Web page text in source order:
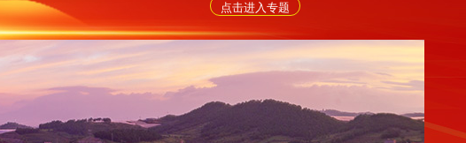
点击进入专题